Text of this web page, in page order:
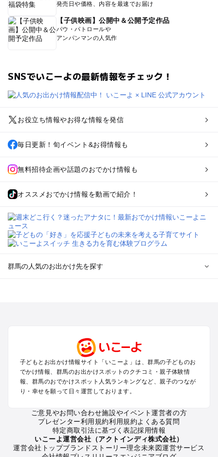
発売日や価格、内容を最速でお届け
【子供映画】公開中＆公開予定作品
パウ・パトロールや
アンパンマンの人気作
SNSでいこーよの最新情報をチェック！
お役立ち情報やお得な情報を発信
毎日更新！旬イベント&お得情報も
無料招待企画や話題のおでかけ情報も
オススメおでかけ情報を動画で紹介！
群馬の人気のお出かけ先を探す
伊香保・渋川のプールお出かけ
赤城・桐生・渡良瀬のプールお出かけ
水上・猿ヶ京・月夜野・法師のプールお出かけ
富岡・藤岡・妙義・安中のプールお出かけ
草津・尻焼・花敷のプールお出かけ
四万・吾妻・川原湯のプールお出かけ
群馬の定番お出かけスポット
群馬の遊園地
子どもとお出かけ情報サイト「いこーよ」は、群馬の子どものお
でかけ情報、群馬のお出かけスポットのクチコミ・親子体験情
報、群馬のおでかけスポット人気ランキングなど、親子のつなが
り・幸せを願って日々運営しております。
ご意見やお問い合わせ施設やイベント運営者の方
プレゼンター利用規約利用規約よくある質問
特定商取引法に基づく表記採用情報
いこーよ運営会社（アクトインディ株式会社）
運営会社トップブランドストーリー理念未来図運営サービス